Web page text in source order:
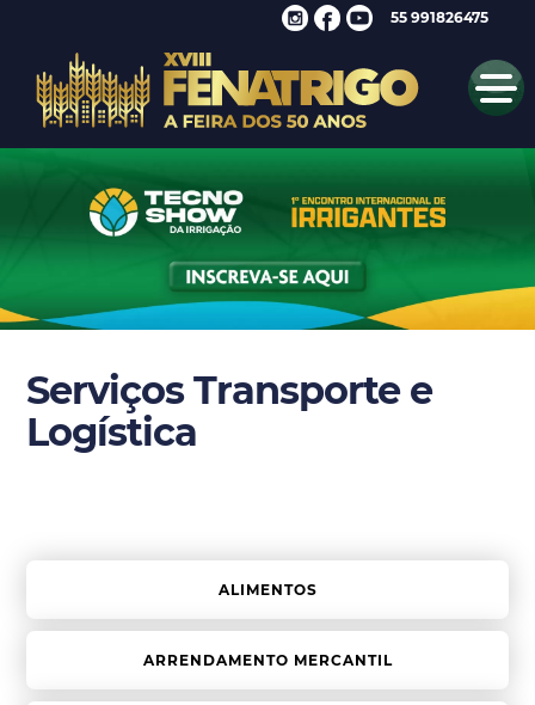
55 991826475
Serviços Transporte e
Logística
ALIMENTOS
ARRENDAMENTO MERCANTIL